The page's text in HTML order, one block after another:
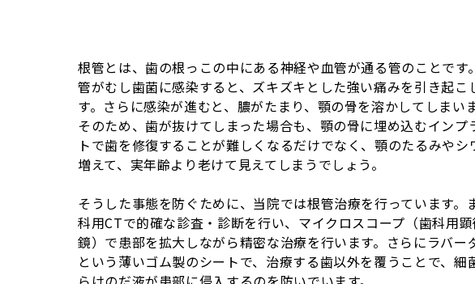
根管とは、歯の根っこの中にある神経や血管が通る管のことです
管がむし歯菌に感染すると、ズキズキとした強い痛みを引き起こ
す。さらに感染が進むと、膿がたまり、顎の骨を溶かしてしまいま
そのため、歯が抜けてしまった場合も、顎の骨に埋め込むインプ
トで歯を修復することが難しくなるだけでなく、顎のたるみやシ
増えて、実年齢より老けて見えてしまうでしょう。
そうした事態を防ぐために、当院では根管治療を行っています。
科用CTで的確な診査・診断を行い、マイクロスコープ（歯科用顕
鏡）で患部を拡大しながら精密な治療を行います。さらにラバー
という薄いゴム製のシートで、治療する歯以外を覆うことで、細